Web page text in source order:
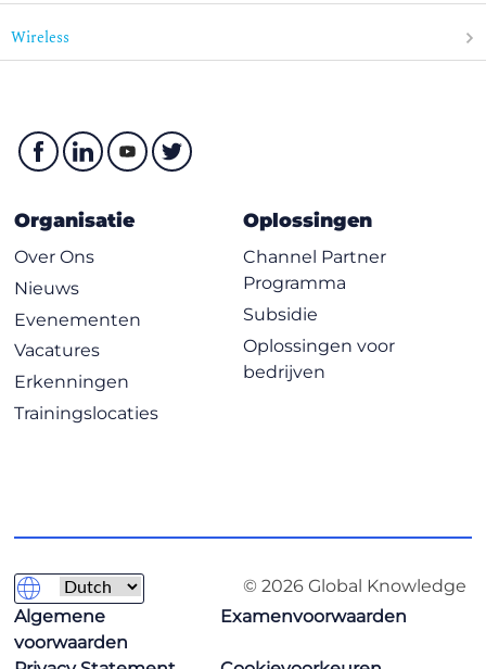
Wireless
Organisatie
Over Ons
Nieuws
Evenementen
Vacatures
Erkenningen
Trainingslocaties
Oplossingen
Channel Partner
Programma
Subsidie
Oplossingen voor
bedrijven
© 2026 Global Knowledge
Algemene
voorwaarden
Examenvoorwaarden